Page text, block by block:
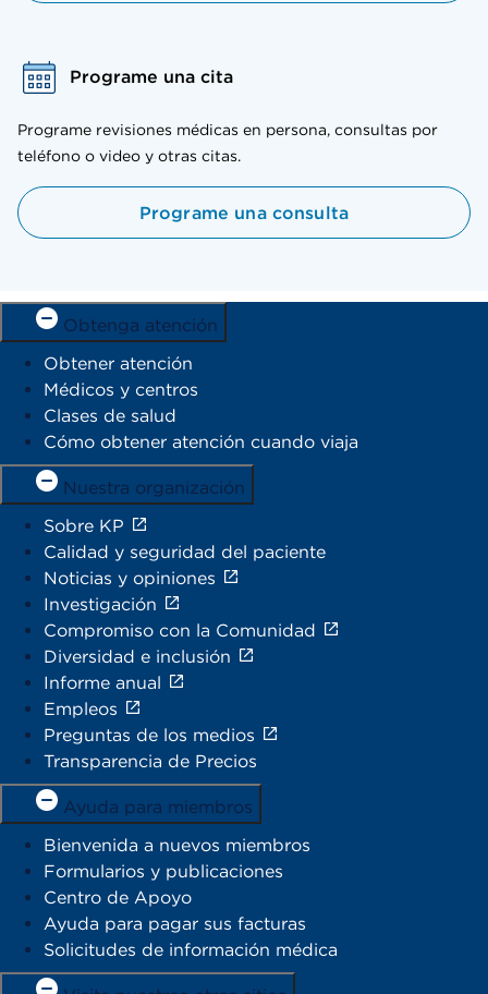
Programe una cita
Programe revisiones médicas en persona, consultas por
teléfono o video y otras citas.
Programe una consulta
Obtenga atención
Obtener atención
Médicos y centros
Clases de salud
Cómo obtener atención cuando viaja
Nuestra organización
Sobre KP
Calidad y seguridad del paciente
Noticias y opiniones
Investigación
Compromiso con la Comunidad
Diversidad e inclusión
Informe anual
Empleos
Preguntas de los medios
Transparencia de Precios
Ayuda para miembros
Bienvenida a nuevos miembros
Formularios y publicaciones
Centro de Apoyo
Ayuda para pagar sus facturas
Solicitudes de información médica